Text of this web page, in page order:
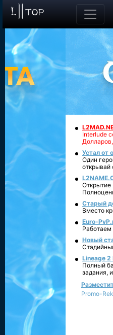
Interlude
Устал от
Один
открывай
Старый
Вместо
Euro-
Работаем
Новый
Lineage 2
Полный
задания,
Promo-